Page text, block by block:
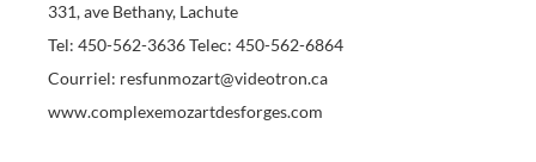
331, ave Bethany, Lachute
Tel: 450-562-3636 Telec: 450-562-6864
Courriel: resfunmozart@videotron.ca
www.complexemozartdesforges.com